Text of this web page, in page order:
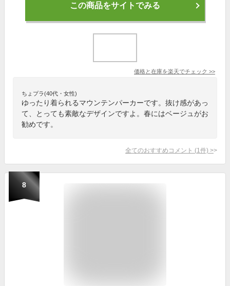
この商品をサイトでみる
価格と在庫を楽天でチェック >>
ちょプラ(40代・女性)
ゆったり着られるマウンテンパーカーです。抜け感があっ
て、とっても素敵なデザインですよ。春にはベージュがお
勧めです。
全てのおすすめコメント (1 件) >
8